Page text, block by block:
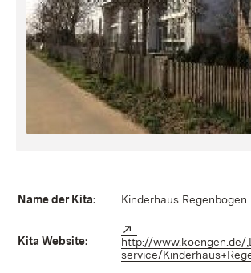
Name der Kita: Kinderhaus Regenbogen
Kita Website:
http://www.koengen.de/
service/